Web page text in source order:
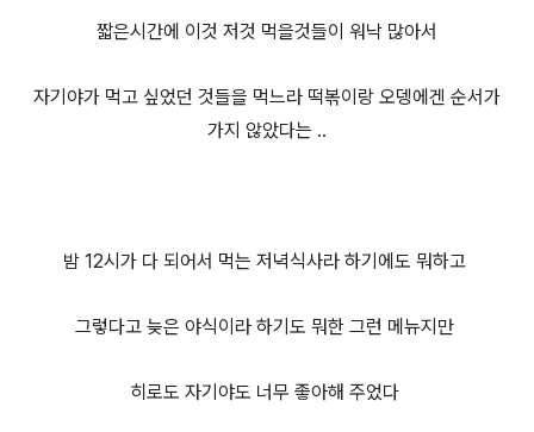
짧은시간에 이것 저것 먹을것들이 워낙 많아서
자기야가 먹고 싶었던 것들을 먹느라 떡볶이랑 오뎅에겐 순서가
가지 않았다는 ..
밤 12시가 다 되어서 먹는 저녁식사라 하기에도 뭐하고
그렇다고 늦은 야식이라 하기도 뭐한 그런 메뉴지만
히로도 자기야도 너무 좋아해 주었다